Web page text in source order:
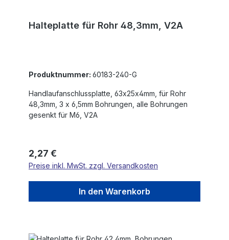
Halteplatte für Rohr 48,3mm, V2A
Produktnummer: 60183-240-G
Handlaufanschlussplatte, 63x25x4mm, für Rohr
48,3mm, 3 x 6,5mm Bohrungen, alle Bohrungen
gesenkt für M6, V2A
Regulärer Preis:
2,27 €
Preise inkl. MwSt. zzgl. Versandkosten
In den Warenkorb